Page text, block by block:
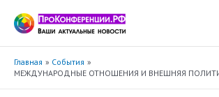
содержимому
Главная
События
МЕЖДУНАРОДНЫЕ ОТНОШЕНИЯ И ВНЕШНЯЯ